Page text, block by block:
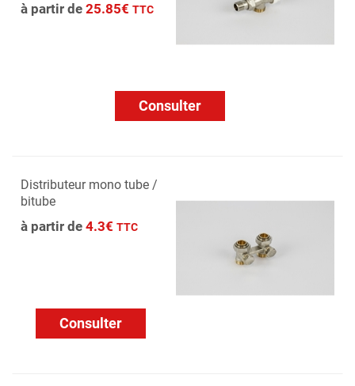
à partir de 25.85€ TTC
Consulter
Distributeur mono tube /
bitube
à partir de 4.3€ TTC
Consulter